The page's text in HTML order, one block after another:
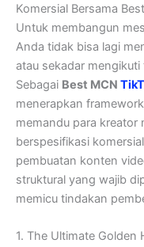
Komersial Bersama
Untuk membangun
Anda tidak bisa lagi
atau sekadar
Sebagai Best MCN
menerapkan
memandu para
berspesifikasi
pembuatan konten
struktural yang wajib
memicu tindakan
1. The Ultimate Golden